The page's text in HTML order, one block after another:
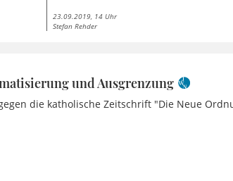
23.09.2019, 14 Uhr
Stefan Rehder
und Ausgrenzung
die katholische Zeitschrift "Die Neue